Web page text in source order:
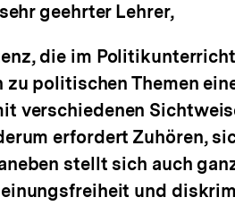
geehrter Lehrer,
die im
zu politischen Themen
verschiedenen
erfordert Zuhören,
stellt sich auch
und